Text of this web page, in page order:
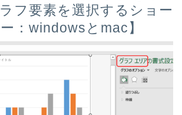
フ要素を選択するショー
：windowsとmac】